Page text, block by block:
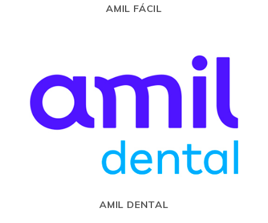
AMIL FÁCIL
AMIL DENTAL